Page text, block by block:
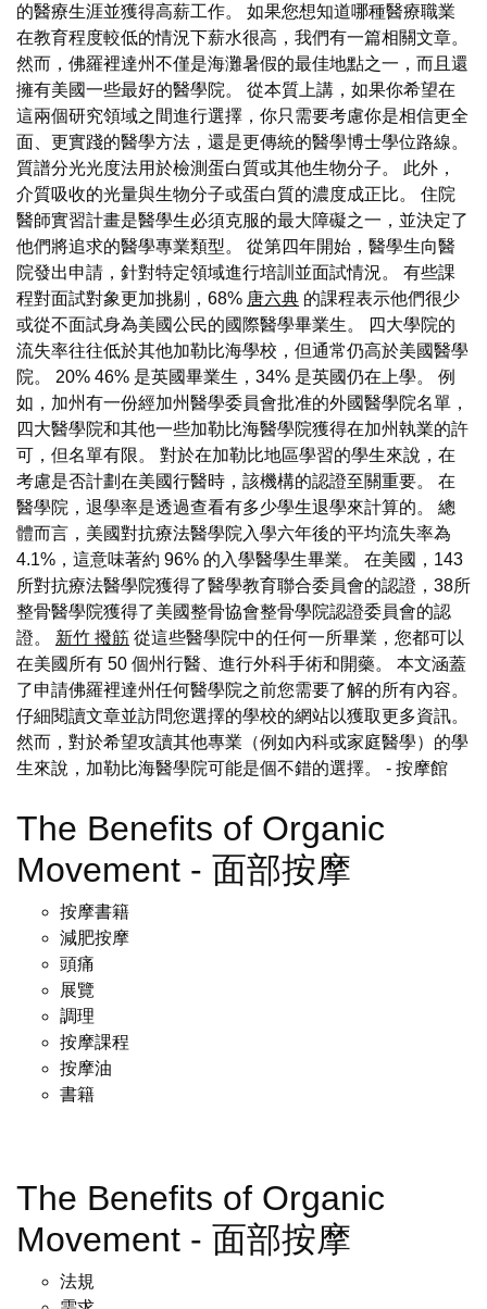
的醫療生涯並獲得高薪工作。 如果您想知道哪種醫療職業
在教育程度較低的情況下薪水很高，我們有一篇相關文章。
然而，佛羅裡達州不僅是海灘暑假的最佳地點之一，而且還
擁有美國一些最好的醫學院。 從本質上講，如果你希望在
這兩個研究領域之間進行選擇，你只需要考慮你是相信更全
面、更實踐的醫學方法，還是更傳統的醫學博士學位路線。
質譜分光光度法用於檢測蛋白質或其他生物分子。 此外，
介質吸收的光量與生物分子或蛋白質的濃度成正比。 住院
醫師實習計畫是醫學生必須克服的最大障礙之一，並決定了
他們將追求的醫學專業類型。 從第四年開始，醫學生向醫
院發出申請，針對特定領域進行培訓並面試情況。 有些課
程對面試對象更加挑剔，68% 唐六典 的課程表示他們很少
或從不面試身為美國公民的國際醫學畢業生。 四大學院的
流失率往往低於其他加勒比海學校，但通常仍高於美國醫學
院。 20% 46% 是英國畢業生，34% 是英國仍在上學。 例
如，加州有一份經加州醫學委員會批准的外國醫學院名單，
四大醫學院和其他一些加勒比海醫學院獲得在加州執業的許
可，但名單有限。 對於在加勒比地區學習的學生來說，在
考慮是否計劃在美國行醫時，該機構的認證至關重要。 在
醫學院，退學率是透過查看有多少學生退學來計算的。 總
體而言，美國對抗療法醫學院入學六年後的平均流失率為
4.1%，這意味著約 96% 的入學醫學生畢業。 在美國，143
所對抗療法醫學院獲得了醫學教育聯合委員會的認證，38所
整骨醫學院獲得了美國整骨協會整骨學院認證委員會的認
證。 新竹 撥筋 從這些醫學院中的任何一所畢業，您都可以
在美國所有 50 個州行醫、進行外科手術和開藥。 本文涵蓋
了申請佛羅裡達州任何醫學院之前您需要了解的所有內容。
仔細閱讀文章並訪問您選擇的學校的網站以獲取更多資訊。
然而，對於希望攻讀其他專業（例如內科或家庭醫學）的學
生來說，加勒比海醫學院可能是個不錯的選擇。 - 按摩館
The Benefits of Organic
Movement - 面部按摩
按摩書籍
減肥按摩
頭痛
展覽
調理
按摩課程
按摩油
書籍
The Benefits of Organic
Movement - 面部按摩
法規